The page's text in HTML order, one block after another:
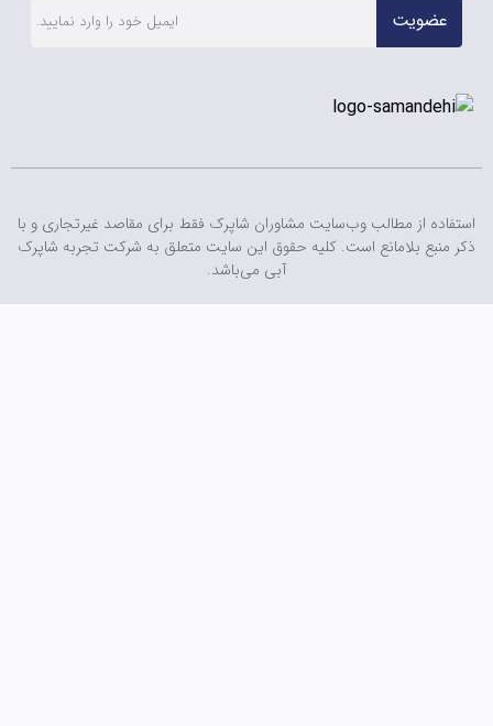
عضویت
از مطالب وب‌سایت مشاوران شاپرک فقط برای مقاصد غیرتجاری و با
منبع بلامانع است. کلیه حقوق این سایت متعلق به شرکت تجربه شاپرک
آبی می‌باشد.